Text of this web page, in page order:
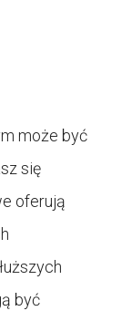
może być
się
oferują
być